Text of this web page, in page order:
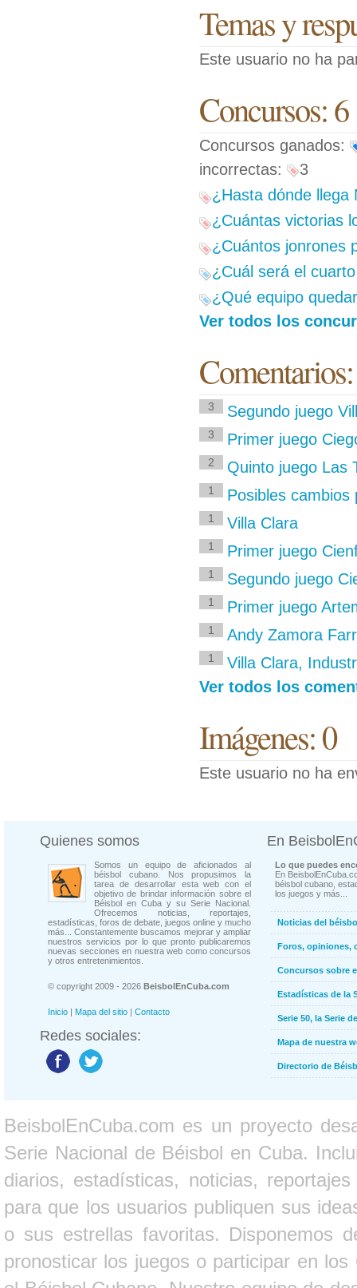
Temas y
Este usuario no ha
Concursos: 6
Concursos ganados:
incorrectas:
3
¿Hasta dónde llega
¿Cuántas victorias
¿Cuántos jonrones
¿Cuál será el
¿Qué equipo
Ver todos los
3 Segundo juego
3 Primer juego
2 Quinto juego Las
1 Posibles cambios
1 Villa Clara
1 Primer juego
1 Segundo juego
1 Primer juego
1 Andy Zamora
1
Villa Clara,
Ver todos los
Imágenes: 0
Este usuario no ha
Quienes somos
Somos un equipo de aficionados al
béisbol cubano. Nos propusimos la
tarea de desarrollar esta web con el
objetivo de brindar información sobre el
Béisbol en Cuba y su Serie Nacional.
Ofrecemos noticias, reportajes,
estadísticas, foros de debate, juegos online y mucho
más... Constantemente buscamos mejorar y ampliar
nuestros servicios por lo que pronto publicaremos
nuevas secciones en nuestra web como concursos
y otros entretenimientos.
© copyright 2009 - 2026 BeisbolEnCuba.com
Inicio | Mapa del sitio | Contacto
Redes sociales:
En
Lo que puedes
En
béisbol cubano,
los juegos y más...
Noticias del
Foros, opiniones,
Concursos sobre
Estadísticas de la
Serie 50, la Serie
Mapa de nuestra
Directorio de
BeisbolEnCuba.com es un proyecto
Serie Nacional de Béisbol en Cuba.
diarios, estadísticas, noticias,
para que los usuarios publiquen sus
o sus estrellas favoritas. Disponemos
pronosticar los juegos o participar en